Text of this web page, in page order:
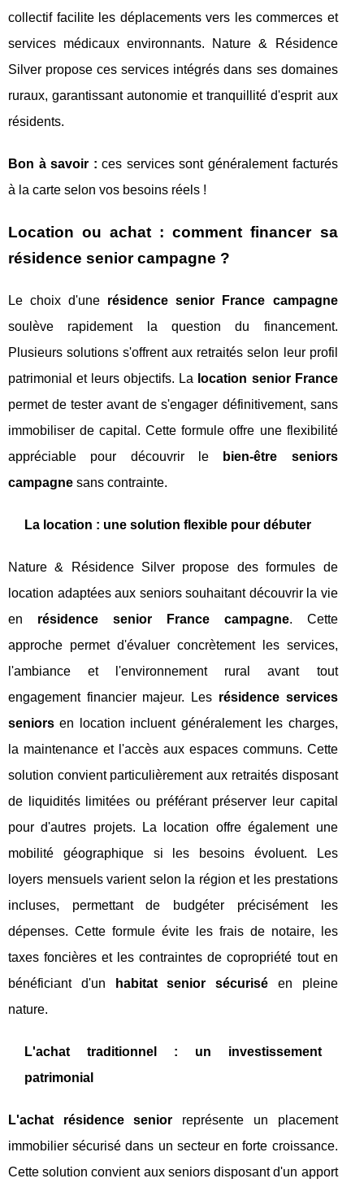
collectif facilite les déplacements vers les commerces et
services médicaux environnants. Nature & Résidence
Silver propose ces services intégrés dans ses domaines
ruraux, garantissant autonomie et tranquillité d'esprit aux
résidents.
Bon à savoir : ces services sont généralement facturés
à la carte selon vos besoins réels !
Location ou achat : comment financer sa
résidence senior campagne ?
Le choix d'une résidence senior France campagne
soulève rapidement la question du financement.
Plusieurs solutions s'offrent aux retraités selon leur profil
patrimonial et leurs objectifs. La location senior France
permet de tester avant de s'engager définitivement, sans
immobiliser de capital. Cette formule offre une flexibilité
appréciable pour découvrir le
bien-être seniors
campagne sans contrainte.
La location : une solution flexible pour débuter
Nature & Résidence Silver propose des formules de
location adaptées aux seniors souhaitant découvrir la vie
en résidence senior France campagne. Cette
approche permet d'évaluer concrètement les services,
l'ambiance et l'environnement rural avant tout
engagement financier majeur. Les résidence services
seniors en location incluent généralement les charges,
la maintenance et l'accès aux espaces communs. Cette
solution convient particulièrement aux retraités disposant
de liquidités limitées ou préférant préserver leur capital
pour d'autres projets. La location offre également une
mobilité géographique si les besoins évoluent. Les
loyers mensuels varient selon la région et les prestations
incluses, permettant de budgéter précisément les
dépenses. Cette formule évite les frais de notaire, les
taxes foncières et les contraintes de copropriété tout en
bénéficiant d'un
habitat senior sécurisé en pleine
nature.
L'achat traditionnel : un investissement
patrimonial
L'achat résidence senior représente un placement
immobilier sécurisé dans un secteur en forte croissance.
Cette solution convient aux seniors disposant d'un apport